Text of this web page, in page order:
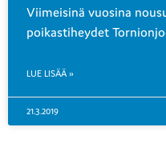
Viimeisinä vuosina
poikastiheydet
LUE LISÄÄ »
21.3.2019